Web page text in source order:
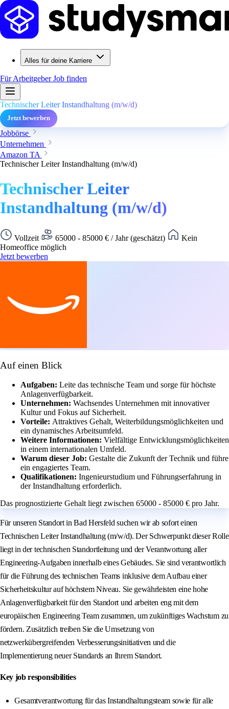
Alles für deine Karriere
Für ArbeitgeberJob finden
Technischer Leiter Instandhaltung (m/w/d)
Jetzt bewerben
Jobbörse
Unternehmen
Amazon TA
Technischer Leiter Instandhaltung (m/w/d)
Technischer Leiter
Instandhaltung (m/w/d)
Vollzeit 65000 - 85000 € / Jahr (geschätzt)
Kein
Homeoffice möglich
Jetzt bewerben
Auf einen Blick
Aufgaben: Leite das technische Team und sorge für höchste
Anlagenverfügbarkeit.
Unternehmen: Wachsendes Unternehmen mit innovativer
Kultur und Fokus auf Sicherheit.
Vorteile: Attraktives Gehalt, Weiterbildungsmöglichkeiten und
ein dynamisches Arbeitsumfeld.
Weitere Informationen: Vielfältige Entwicklungsmöglichkeiten
in einem internationalen Umfeld.
Warum dieser Job: Gestalte die Zukunft der Technik und führe
ein engagiertes Team.
Qualifikationen: Ingenieurstudium und Führungserfahrung in
der Instandhaltung erforderlich.
Das prognostizierte Gehalt liegt zwischen 65000 - 85000 € pro Jahr.
Für unseren Standort in Bad Hersfeld suchen wir ab sofort einen
Technischen Leiter Instandhaltung (m/w/d). Der Schwerpunkt dieser Rolle
liegt in der technischen Standortleitung und der Verantwortung aller
Engineering-Aufgaben innerhalb eines Gebäudes. Sie sind verantwortlich
für die Führung des technischen Teams inklusive dem Aufbau einer
Sicherheitskultur auf höchstem Niveau. Sie gewährleisten eine hohe
Anlagenverfügbarkeit für den Standort und arbeiten eng mit dem
europäischen Engineering Team zusammen, um zukünftiges Wachstum zu
fördern. Zusätzlich treiben Sie die Umsetzung von
netzwerkübergreifenden Verbesserungsinitiativen und die
Implementierung neuer Standards an Ihrem Standort.
Key job responsibilities
Gesamtverantwortung für das Instandhaltungsteam sowie für alle